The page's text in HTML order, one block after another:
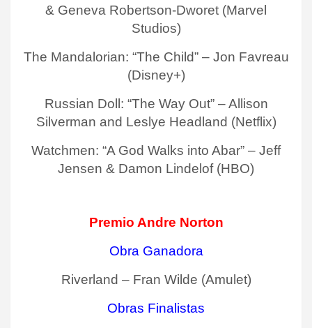
& Geneva Robertson-Dworet (Marvel
Studios)
The Mandalorian: “The Child” – Jon Favreau
(Disney+)
Russian Doll: “The Way Out” – Allison
Silverman and Leslye Headland (Netflix)
Watchmen: “A God Walks into Abar” – Jeff
Jensen & Damon Lindelof (HBO)
Premio Andre Norton
Obra Ganadora
Riverland – Fran Wilde (Amulet)
Obras Finalistas